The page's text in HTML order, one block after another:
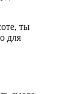
ты
для